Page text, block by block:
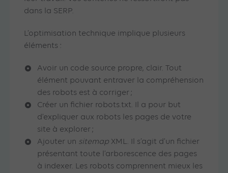
dans la SERP.
L’optimisation technique implique plusieurs
éléments :
Avoir un code source propre, clair. Tout
élément pouvant entraver la compréhension
des robots est à corriger ;
Créer un fichier robots.txt. Il a pour but
d’expliquer aux robots les pages de votre
site à explorer ;
Ajouter un sitemap XML. Il s’agit d’un fichier
présentant toute l’arborescence des pages
à indexer. Les robots comprennent mieux les